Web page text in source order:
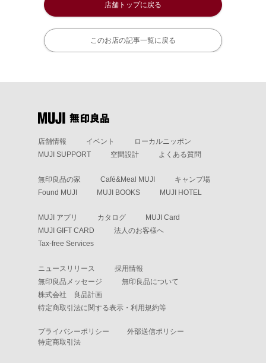
店舗トップに戻る
このお店の記事一覧に戻る
店舗情報 イベント
ローカルニッポン
MUJI SUPPORT
空間設計 よくある質問
無印良品の家 Café&Meal MUJI
キャンプ場
Found MUJI
MUJI BOOKS MUJI HOTEL
MUJI アプリ カタログ
MUJI Card
MUJI GIFT CARD
法人のお客様へ
Tax-free Services
ニュースリリース
採用情報
無印良品メッセージ
無印良品について
株式会社 良品計画
特定商取引法に関する表示・利用規約等
プライバシーポリシー
外部送信ポリシー
特定商取引法